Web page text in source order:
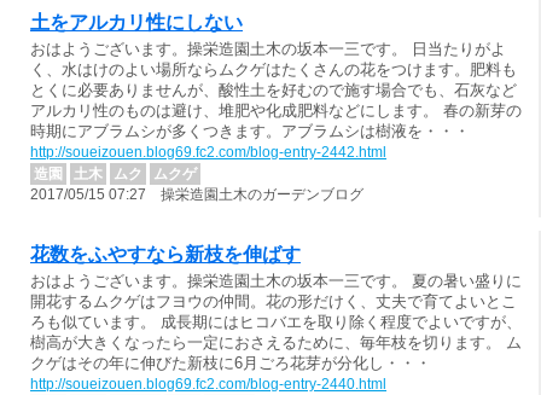
土をアルカリ性にしない
おはようございます。操栄造園土木の坂本一三です。 日当たりがよ
く、水はけのよい場所ならムクゲはたくさんの花をつけます。肥料も
とくに必要ありませんが、酸性土を好むので施す場合でも、石灰など
アルカリ性のものは避け、堆肥や化成肥料などにします。 春の新芽の
時期にアブラムシが多くつきます。アブラムシは樹液を・・・
http://soueizouen.blog69.fc2.com/blog-entry-2442.html
造園
土木 ムク
ムクゲ
2017/05/15 07:27 操栄造園土木のガーデンブログ
花数をふやすなら新枝を伸ばす
おはようございます。操栄造園土木の坂本一三です。 夏の暑い盛りに
開花するムクゲはフヨウの仲間。花の形だけく、丈夫で育てよいとこ
ろも似ています。 成長期にはヒコバエを取り除く程度でよいですが、
樹高が大きくなったら一定におさえるために、毎年枝を切ります。 ム
クゲはその年に伸びた新枝に6月ごろ花芽が分化し・・・
http://soueizouen.blog69.fc2.com/blog-entry-2440.html